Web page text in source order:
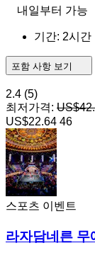
내일부터 가능
기간: 2시간
포함 사항 보기
2.4 (5)
최저가격:
US$22.64 46
스포츠 이벤트
라자담네른 무